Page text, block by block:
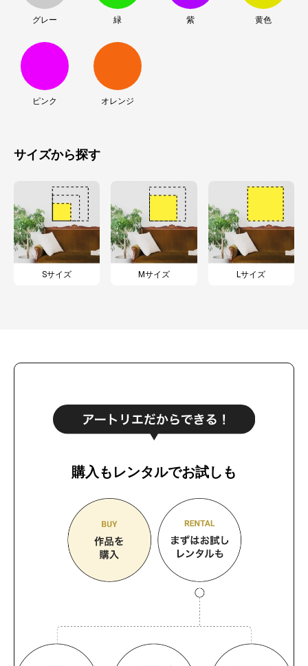
グレー 緑 紫 黄色
ピンク オレンジ
サイズから探す
Sサイズ Mサイズ Lサイズ
購入もレンタルでお試しも